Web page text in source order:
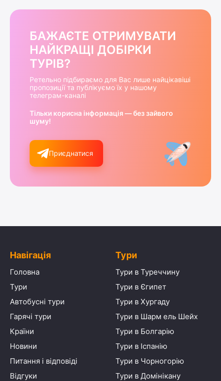
БАЖАЄТЕ ОТРИМУВАТИ
НАЙКРАЩІ ДОБІРКИ
ТУРІВ?
Ретельно підбираємо для Вас лише найцікавіші
пропозиції та публікуємо їх у нашому
телеграм-каналі
Тільки корисна інформація — без зайвого
шуму!
Приєднатися
Навігація
Головна
Тури
Автобусні тури
Гарячі тури
Країни
Новини
Питання і відповіді
Відгуки
Тури
Тури в Туреччину
Тури в Єгипет
Тури в Хургаду
Тури в Шарм ель Шейх
Тури в Болгарію
Тури в Іспанію
Тури в Чорногорію
Тури в Домінікану